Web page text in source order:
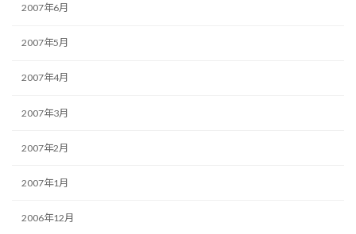
2007年6月
2007年5月
2007年4月
2007年3月
2007年2月
2007年1月
2006年12月